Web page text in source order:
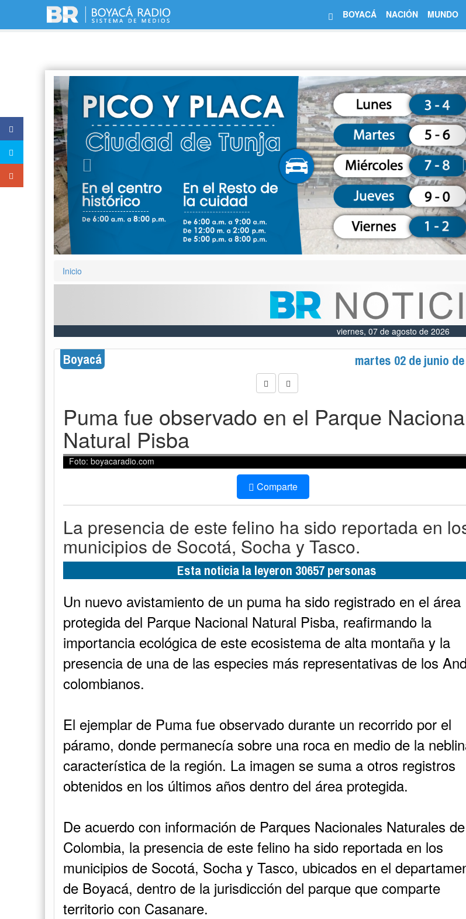
BOYACÁ NACIÓN MUNDO
Inicio
viernes, 07 de agosto de 2026
Boyacá martes 02 de junio
Puma fue observado en el Parque
Natural Pisba
Foto: boyacaradio.com
Comparte
La presencia de este felino ha sido reportada en
municipios de Socotá, Socha y Tasco.
Esta noticia la leyeron 30657 personas
Un nuevo avistamiento de un puma ha sido registrado en el área
protegida del Parque Nacional Natural Pisba, reafirmando la
importancia ecológica de este ecosistema de alta montaña y la
presencia de una de las especies más representativas de los
colombianos.
El ejemplar de Puma fue observado durante un recorrido por el
páramo, donde permanecía sobre una roca en medio de la
característica de la región. La imagen se suma a otros registros
obtenidos en los últimos años dentro del área protegida.
De acuerdo con información de Parques Nacionales Naturales de
Colombia, la presencia de este felino ha sido reportada en los
municipios de Socotá, Socha y Tasco, ubicados en el
de Boyacá, dentro de la jurisdicción del parque que comparte
territorio con Casanare.